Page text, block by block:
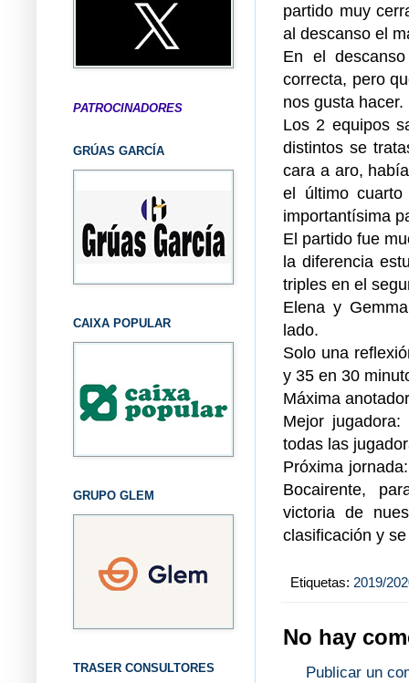
partido muy
al descanso el
En el
correcta, pero
nos gusta hacer.
Los 2 equipos
distintos se
cara a aro,
el último
importantísima
El partido fue
la diferencia
triples en el
Elena y
lado.
Solo una
y 35 en 30
Máxima
Mejor
todas las
Próxima
Bocairente,
victoria de
clasificación y
Etiquetas: 2019/
No hay
Publicar un
PATROCINADORES
GRÚAS GARCÍA
CAIXA POPULAR
GRUPO GLEM
TRASER CONSULTORES